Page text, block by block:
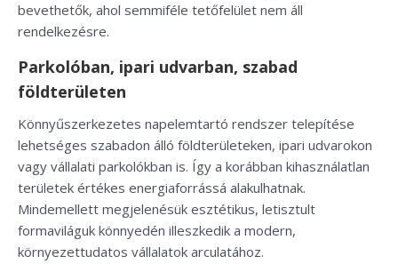
bevethetők, ahol semmiféle tetőfelület nem áll
rendelkezésre.
Parkolóban, ipari udvarban, szabad
földterületen
Könnyűszerkezetes napelemtartó rendszer telepítése
lehetséges szabadon álló földterületeken, ipari udvarokon
vagy vállalati parkolókban is. Így a korábban kihasználatlan
területek értékes energiaforrássá alakulhatnak.
Mindemellett megjelenésük esztétikus, letisztult
formaviláguk könnyedén illeszkedik a modern,
környezettudatos vállalatok arculatához.